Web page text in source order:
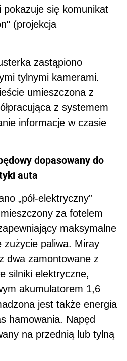
pokazuje się komunikat
(projekcja
zastąpiono
tylnymi kamerami.
umieszczona z
z systemem
informacje w czasie
dopasowany do
auta
„pół-elektryczny”
za fotelem
maksymalne
zużycie paliwa. Miray
dwa zamontowane z
silniki elektryczne,
akumulatorem 1,6
jest także energia
hamowania. Napęd
na przednią lub tylną